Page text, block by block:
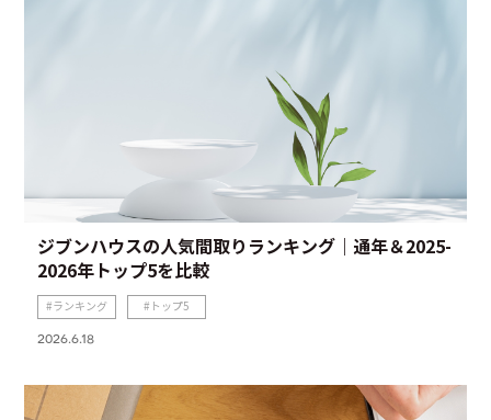
ジブンハウスの人気間取りランキング｜通年＆2025-
2026年トップ5を比較
ランキング トップ5
2026.6.18